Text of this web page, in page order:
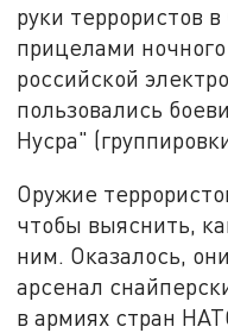
руки террористов
прицелами
российской
пользовались
Нусра"
Оружие
чтобы выяснить,
ним. Оказалось,
арсенал
в армиях стран